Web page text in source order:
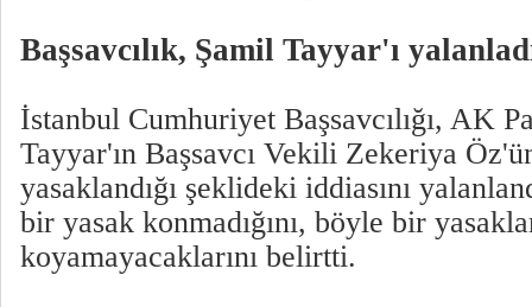
Başsavcılık, Şamil Tayyar'ı
İstanbul Cumhuriyet Başsavcılığı, AK
Tayyar'ın Başsavcı Vekili Zekeriya
yasaklandığı şeklideki iddiasını
bir yasak konmadığını, böyle bir
koyamayacaklarını belirtti.